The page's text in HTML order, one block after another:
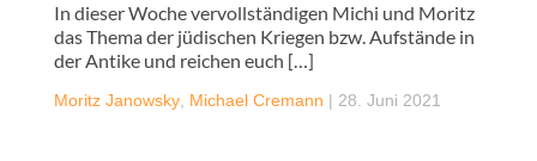
In dieser Woche vervollständigen Michi und Moritz
das Thema der jüdischen Kriegen bzw. Aufstände in
der Antike und reichen euch […]
Moritz Janowsky Michael Cremann | 28. Juni 2021